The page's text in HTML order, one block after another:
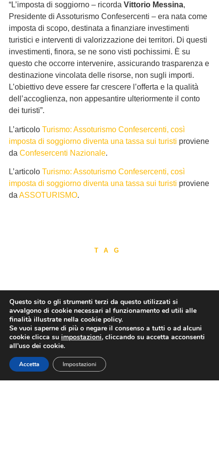
“L’imposta di soggiorno – ricorda Vittorio Messina,
Presidente di Assoturismo Confesercenti – era nata come
imposta di scopo, destinata a finanziare investimenti
turistici e interventi di valorizzazione dei territori. Di questi
investimenti, finora, se ne sono visti pochissimi. È su
questo che occorre intervenire, assicurando trasparenza e
destinazione vincolata delle risorse, non sugli importi.
L’obiettivo deve essere far crescere l’offerta e la qualità
dell’accoglienza, non appesantire ulteriormente il conto
dei turisti”.
L’articolo Turismo: Assoturismo Confesercenti, così
imposta di soggiorno diventa una tassa sui turisti proviene
da Confesercenti Nazionale.
L’articolo Turismo: Assoturismo Confesercenti, così
imposta di soggiorno diventa una tassa sui turisti proviene
da ASSOTURISMO.
TAG
Contributi adv: Proroga al 12 settembre 2025 per l’invio della perizia asseverata (non più giurata)
Questo sito o gli strumenti terzi da questo utilizzati si
avvalgono di cookie necessari al funzionamento ed utili alle
finalità illustrate nella cookie policy.
Se vuoi saperne di più o negare il consenso a tutti o ad alcuni
cookie clicca su impostazioni, cliccando su accetta acconsenti
all’uso dei cookie.
Accetta Impostazioni